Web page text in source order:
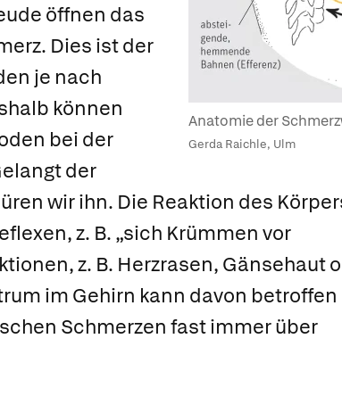
Anatomie der
Gerda Raichle, Ulm
öffnen das
Dies ist der
je nach
können
bei der
der
wir ihn. Die Reaktion des
z. B. „sich Krümmen vor
z. B. Herzrasen, Gänsehaut
im Gehirn kann davon betroffen
Schmerzen fast immer über